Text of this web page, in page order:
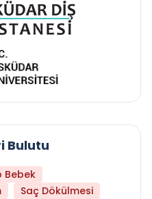
Bulutu
Bebek
Saç Dökülmesi